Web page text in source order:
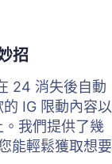
招
24 消失後自動
IG 限動內容以
我們提供了幾
能輕鬆獲取想要